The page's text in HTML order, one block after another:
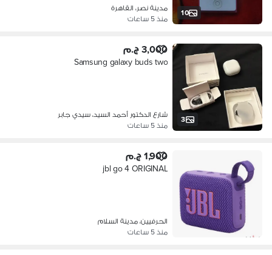
10
مدينة نصر، القاهرة
منذ 5 ساعات
3
3,000 ج.م
Samsung galaxy buds two
شارع الدكتور أحمد السيد، سيدي جابر
منذ 5 ساعات
1,900 ج.م
jbl go 4 ORIGINAL
الحرفيين، مدينة السلام
منذ 5 ساعات